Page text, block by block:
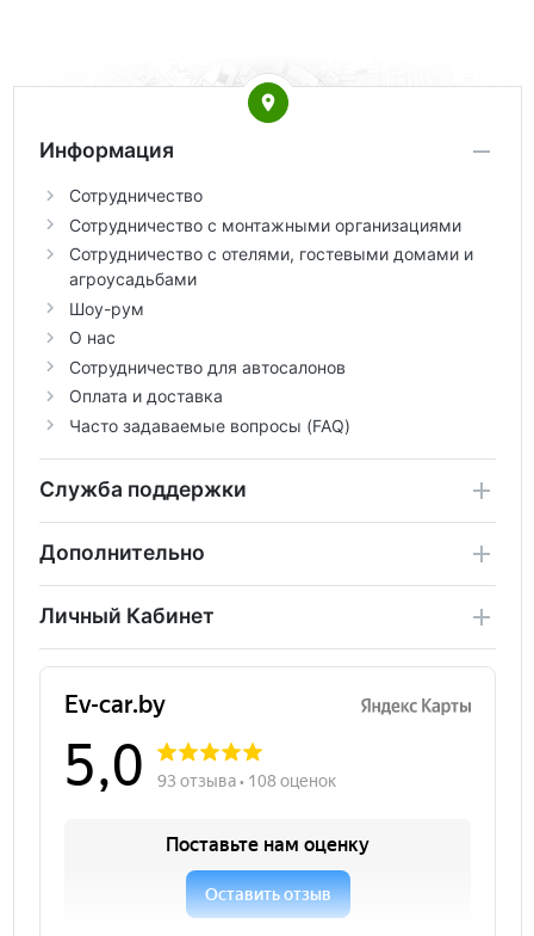
Информация
Сотрудничество
Сотрудничество с монтажными организациями
Сотрудничество с отелями, гостевыми домами и
агроусадьбами
Шоу-рум
О нас
Сотрудничество для автосалонов
Оплата и доставка
Часто задаваемые вопросы (FAQ)
Служба поддержки
Дополнительно
Личный Кабинет